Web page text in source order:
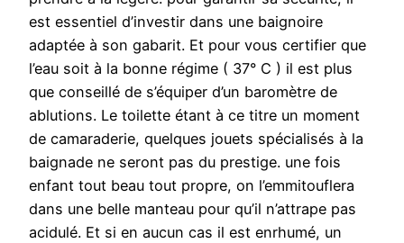
est essentiel d’investir dans une baignoire
adaptée à son gabarit. Et pour vous certifier que
l’eau soit à la bonne régime ( 37° C ) il est plus
que conseillé de s’équiper d’un baromètre de
ablutions. Le toilette étant à ce titre un moment
de camaraderie, quelques jouets spécialisés à la
baignade ne seront pas du prestige. une fois
enfant tout beau tout propre, on l’emmitouflera
dans une belle manteau pour qu’il n’attrape pas
acidulé. Et si en aucun cas il est enrhumé, un